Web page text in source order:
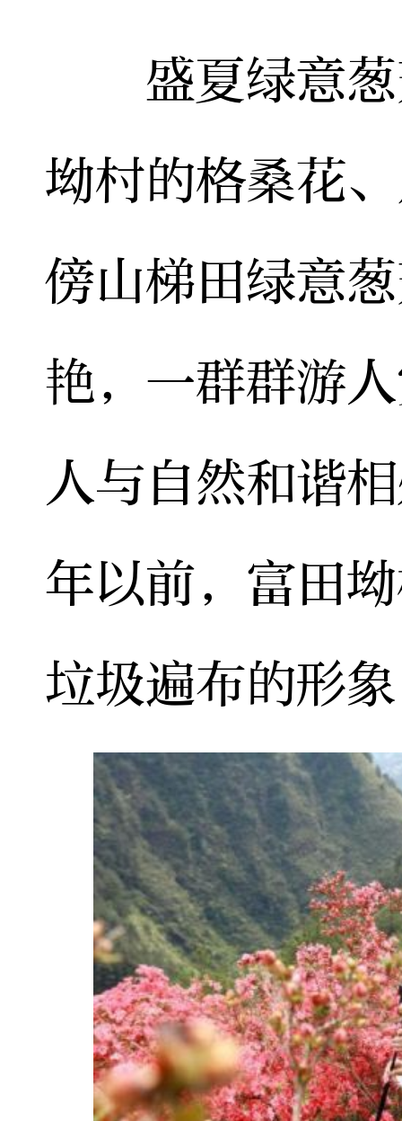
盛夏绿意葱
坳村的格桑花
傍山梯田绿意
艳，一群群游
人与自然和谐
年以前，富田
垃圾遍布的形